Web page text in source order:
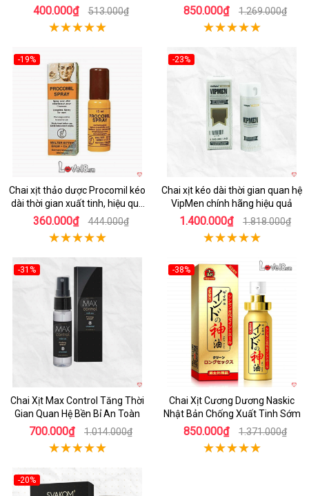
lâu
400.000₫ 513.000₫ 850.000₫ 1.269.000₫
-19%
Chai xịt thảo dược Procomil kéo
dài thời gian xuất tinh, hiệu quả
nhanh
360.000₫ 444.000₫
-23%
Chai xịt kéo dài thời gian quan hệ
VipMen chính hãng hiệu quả
1.400.000₫ 1.818.000₫
-31%
Chai Xịt Max Control Tăng Thời
Gian Quan Hệ Bền Bỉ An Toàn
700.000₫ 1.014.000₫
-38%
Chai Xịt Cương Dương Naskic
Nhật Bản Chống Xuất Tinh Sớm
850.000₫ 1.371.000₫
-20%
Hot